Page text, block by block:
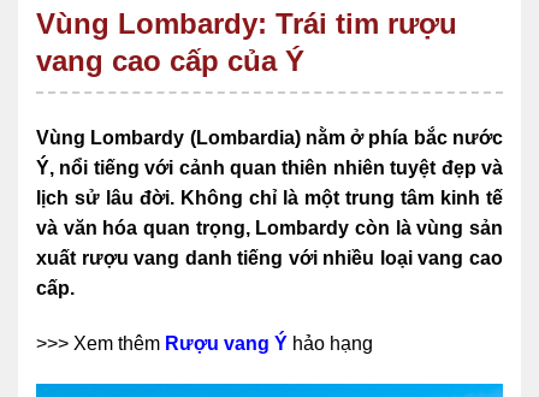
Vùng Lombardy: Trái tim rượu
vang cao cấp của Ý
Vùng Lombardy (Lombardia) nằm ở phía bắc nước
Ý, nổi tiếng với cảnh quan thiên nhiên tuyệt đẹp và
lịch sử lâu đời. Không chỉ là một trung tâm kinh tế
và văn hóa quan trọng, Lombardy còn là vùng sản
xuất rượu vang danh tiếng với nhiều loại vang cao
cấp.
>>> Xem thêm Rượu vang Ý hảo hạng